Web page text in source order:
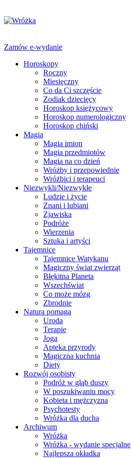
Zamów e-wydanie
Horoskopy
Roczny
Miesięczny
Co da Ci szczęście
Zodiak dziecięcy
Horoskop księżycowy
Horoskop numerologiczny
Horoskop chiński
Magia
Magia imion
Magia przedmiotów
Magia na co dzień
Wróżby i przepowiednie
Wróżbici i terapeuci
Niezwykli/Niezwykłe
Ludzie i życie
Znani i lubiani
Zjawiska
Podróże
Wierzenia
Sztuka i artyści
Tajemnice
Tajemnice Watykanu
Magiczny świat zwierząt
Błękitna Planeta
Wszechświat
Co może mózg
Zbrodnie
Natura pomaga
Uroda
Terapie
Joga
Apteka przyrody
Magiczna kuchnia
Diety
Rozwój osobisty
Podróż w głąb duszy
W poszukiwaniu mocy
Kobieta i mężczyzna
Psychotesty
Wróżka dla ducha
Archiwum
Wróżka
Wróżka - wydanie specjalne
Najlepsza okładka